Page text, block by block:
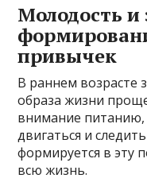
Молодость и
привычек
В раннем возрасте
образа жизни
внимание питанию,
двигаться и
формируется в эту
всю жизнь.